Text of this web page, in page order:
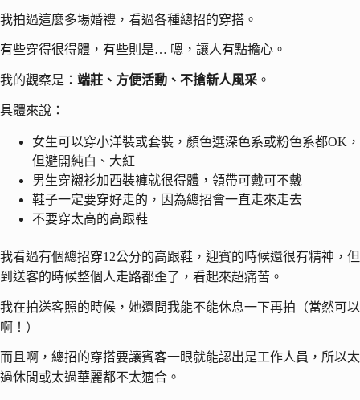
我拍過這麼多場婚禮，看過各種總招的穿搭。
有些穿得很得體，有些則是… 嗯，讓人有點擔心。
我的觀察是： 端莊、方便活動、不搶新人風采 。
具體來說：
女生可以穿小洋裝或套裝，顏色選深色系或粉色系都OK，
但避開純白、大紅
男生穿襯衫加西裝褲就很得體，領帶可戴可不戴
鞋子一定要穿好走的，因為總招會一直走來走去
不要穿太高的高跟鞋
我看過有個總招穿12公分的高跟鞋，迎賓的時候還很有精神，但
到送客的時候整個人走路都歪了，看起來超痛苦。
我在拍送客照的時候，她還問我能不能休息一下再拍（當然可以
啊！）
而且啊，總招的穿搭要讓賓客一眼就能認出是工作人員，所以太
過休閒或太過華麗都不太適合。